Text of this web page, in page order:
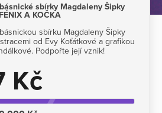
sbírky Magdaleny Šipky
FÉNIX A KOČKA
sbírku Magdaleny Šipky
od Evy Koťátkové a grafikou
Podpořte její vznik!
Kč